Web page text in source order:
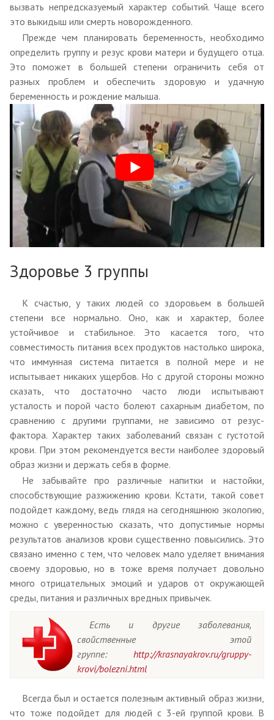
вызвать непредсказуемый характер событий. Чаще всего
это выкидыш или смерть новорожденного.
Прежде чем планировать беременность, необходимо
определить группу и резус крови матери и будущего отца.
Это поможет в большей степени ограничить себя от
разных проблем и обеспечить здоровую и удачную
беременность и рождение малыша.
Здоровье 3 группы
К счастью, у таких людей со здоровьем в большей
степени все нормально. Оно, как и характер, более
устойчивое и стабильное. Это касается того, что
совместимость питания всех продуктов настолько широка,
что иммунная система питается в полной мере и не
испытывает никаких ущербов. Но с другой стороны можно
сказать, что достаточно часто люди испытывают
усталость и порой часто болеют сахарным диабетом, по
сравнению с другими группами, не зависимо от резус-
фактора. Характер таких заболеваний связан с густотой
крови. При этом рекомендуется вести наиболее здоровый
образ жизни и держать себя в форме.
Не забывайте про различные напитки и настойки,
способствующие разжижению крови. Кстати, такой совет
подойдет каждому, ведь глядя на сегодняшнюю экологию,
можно с уверенностью сказать, что допустимые нормы
результатов анализов крови существенно повысились. Это
связано именно с тем, что человек мало уделяет внимания
своему здоровью, но в тоже время получает довольно
много отрицательных эмоций и ударов от окружающей
среды, питания и различных вредных привычек.
Есть и другие заболевания,
свойственные этой
группе: http://krasnayakrov.ru/gruppy-
krovi/bolezni.html
Всегда был и остается полезным активный образ жизни,
что тоже подойдет для людей с 3-ей группой крови. В